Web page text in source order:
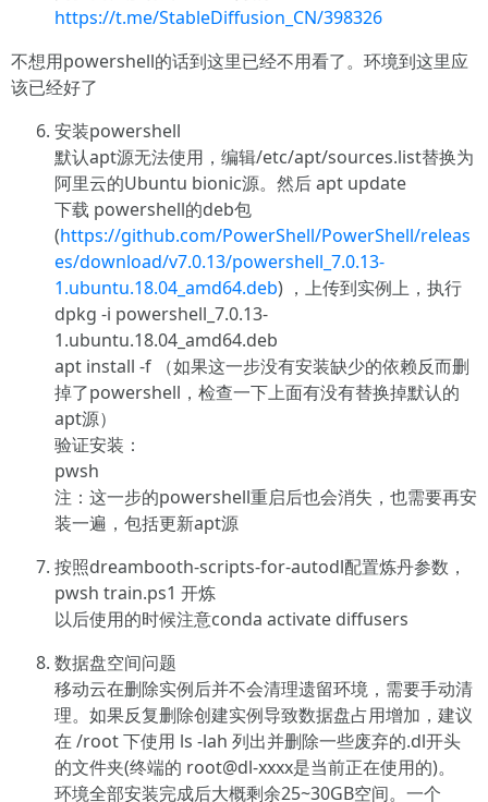
https://t.me/StableDiffusion_CN/398326
不想用powershell的话到这里已经不用看了。环境到这里应
该已经好了
安装powershell
默认apt源无法使用，编辑/etc/apt/sources.list替换为
阿里云的Ubuntu bionic源。然后 apt update
下载 powershell的deb包
(https://github.com/PowerShell/PowerShell/releas
es/download/v7.0.13/powershell_7.0.13-
1.ubuntu.18.04_amd64.deb) ，上传到实例上，执行
dpkg -i powershell_7.0.13-
1.ubuntu.18.04_amd64.deb
apt install -f （如果这一步没有安装缺少的依赖反而删
掉了powershell，检查一下上面有没有替换掉默认的
apt源）
验证安装：
pwsh
注：这一步的powershell重启后也会消失，也需要再安
装一遍，包括更新apt源
按照dreambooth-scripts-for-autodl配置炼丹参数，
pwsh train.ps1 开炼
以后使用的时候注意conda activate diffusers
数据盘空间问题
移动云在删除实例后并不会清理遗留环境，需要手动清
理。如果反复删除创建实例导致数据盘占用增加，建议
在 /root 下使用 ls -lah 列出并删除一些废弃的.dl开头
的文件夹(终端的 root@dl-xxxx是当前正在使用的)。
环境全部安装完成后大概剩余25~30GB空间。一个